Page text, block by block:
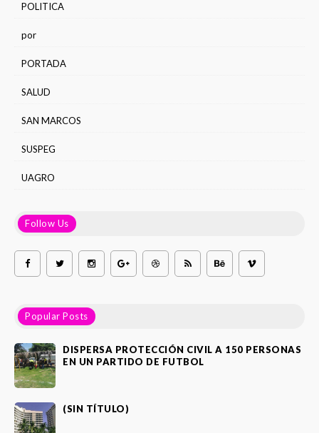
POLITICA
por
PORTADA
SALUD
SAN MARCOS
SUSPEG
UAGRO
Follow Us
Popular Posts
DISPERSA PROTECCIÓN CIVIL A 150 PERSONAS
EN UN PARTIDO DE FUTBOL
(SIN TÍTULO)